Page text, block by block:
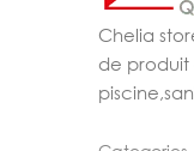
Chelia
de produit